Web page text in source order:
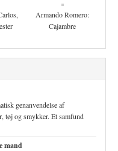
Armando Romero:
Cajambre
genanvendelse af
tøj og smykker. Et samfund
mand